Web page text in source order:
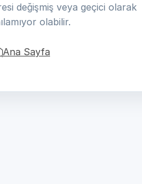
değişmiş veya geçici olarak
olabilir.
Ana Sayfa